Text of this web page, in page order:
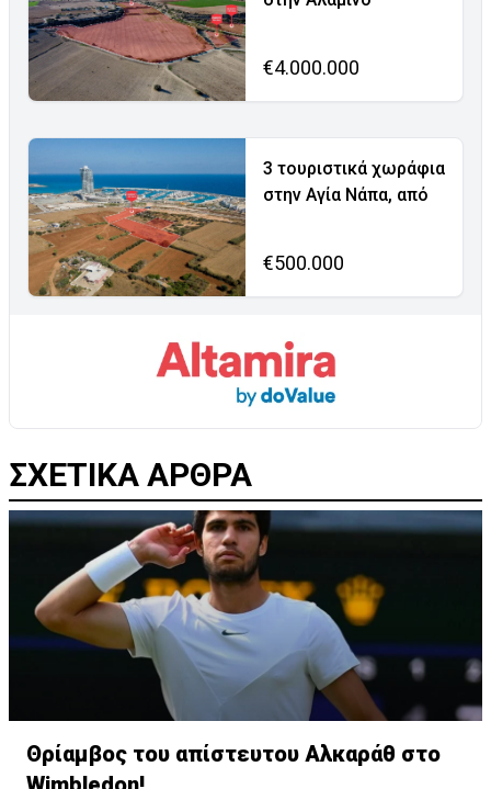
€4.000.000
3 τουριστικά χωράφια
στην Αγία Νάπα, από
€500.000
ΣΧΕΤΙΚΑ ΑΡΘΡΑ
Θρίαμβος του απίστευτου Αλκαράθ στο